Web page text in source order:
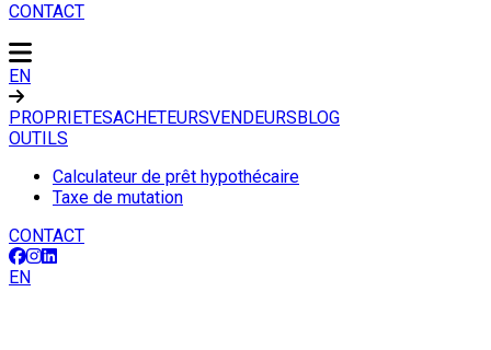
CONTACT
EN
PROPRIETESACHETEURSVENDEURSBLOG
OUTILS
Calculateur de prêt hypothécaire
Taxe de mutation
CONTACT
EN